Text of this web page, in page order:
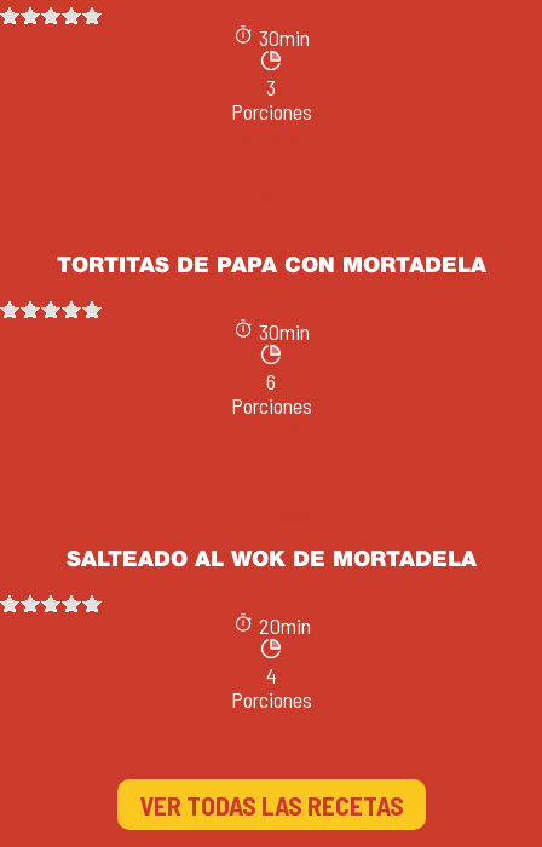
30min
3
Porciones
TORTITAS DE PAPA CON MORTADELA
30min
6
Porciones
SALTEADO AL WOK DE MORTADELA
20min
4
Porciones
VER TODAS LAS RECETAS